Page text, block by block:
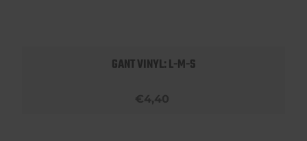
GANT VINYL: L-M-S
€4,40